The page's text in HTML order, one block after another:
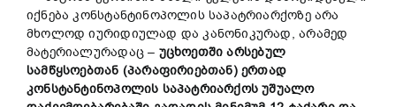
იქნება კონსტანტინოპოლის საპატრიარქოზე არა
მხოლოდ იურიდიულად და კანონიკურად, არამედ
მატერიალურადაც – უცხოეთში არსებულ
სამწყსოებთან (პარაფირიებთან) ერთად
კონსტანტინოპოლის საპატრიარქოს უშუალო